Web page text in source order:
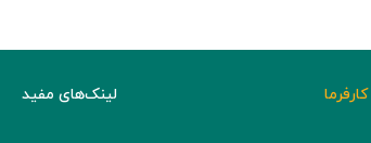
لینک‌های مفید